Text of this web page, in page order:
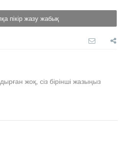
пікір жазу жабық
жоқ, сіз бірінші жазыңыз